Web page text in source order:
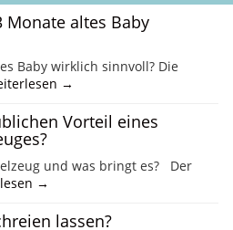
Monate altes Baby
Baby wirklich sinnvoll? Die
→
Vorteil eines
und was bringt es? Der
→
lassen?